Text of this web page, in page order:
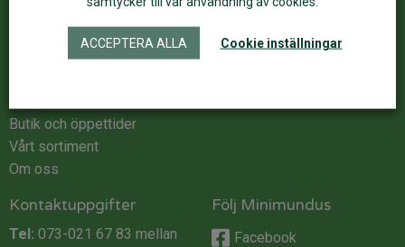
Kundservice
Kontakta oss
Butik och öppettider
Vårt sortiment
Om oss
Kontaktuppgifter
Tel: 073-021 67 83 mellan
Följ Minimundus
Facebook
ACCEPTERA ALLA Cookie inställningar